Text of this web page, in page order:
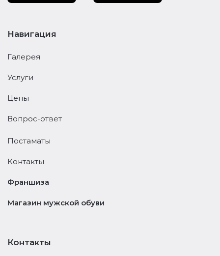
Навигация
Галерея
Услуги
Цены
Вопрос-ответ
Постаматы
Контакты
Франшиза
Магазин мужской обуви
Контакты